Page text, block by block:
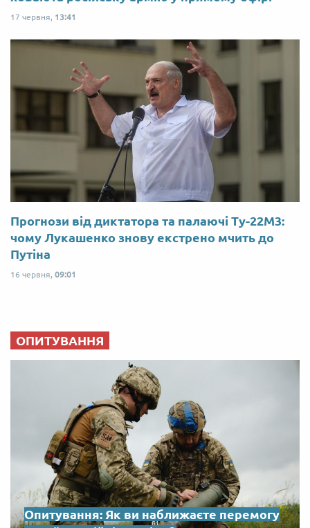
17 червня, 13:41
Прогнози від диктатора та палаючі Ту-22М3:
чому Лукашенко знову екстрено мчить до
Путіна
16 червня, 09:01
ОПИТУВАННЯ
Опитування: Як ви наближаєте перемогу